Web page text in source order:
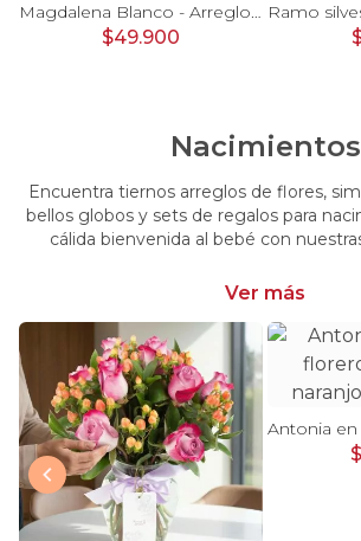
Magdalena Blanco - Arreglo floral con rosas, gerbera y astromelias blancas
$49.900
Nacimientos
Encuentra tiernos arreglos de flores,
bellos globos y sets de regalos para
cálida bienvenida al bebé con
especial.
Ver más